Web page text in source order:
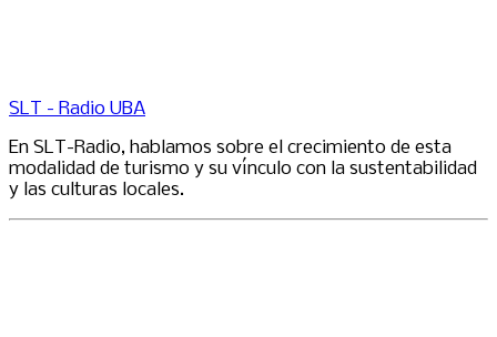
SLT - Radio UBA
En SLT-Radio, hablamos sobre el crecimiento de esta
modalidad de turismo y su vínculo con la sustentabilidad
y las culturas locales.